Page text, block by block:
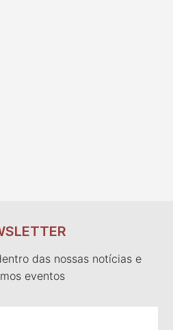
das nossas notícias e
eventos